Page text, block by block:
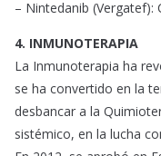
– Nintedanib (Vergatef):
4. INMUNOTERAPIA
La Inmunoterapia ha
se ha convertido en la
desbancar a la
sistémico, en la lucha